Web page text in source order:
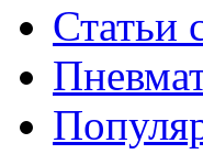
Статьи